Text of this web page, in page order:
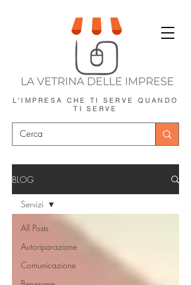
L'IMPRESA CHE TI SERVE QUANDO
TI SERVE
BLOG
All Posts
Autoriparazione
Comunicazione
Servizi